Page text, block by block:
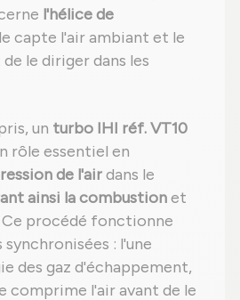
l'hélice de
capte l'air ambiant et le
le diriger dans les
un turbo IHI réf. VT10
rôle essentiel en
de l'airdans le
ainsi la combustionet
Ce procédé fonctionne
: l'une
des gaz d'échappement,
comprime l'air avant de le